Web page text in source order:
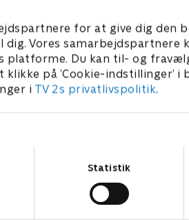
for at give dig den
Vores samarbejdspartnere
Du kan til- og
på ’Cookie-indstillinger’ i
i TV 2s privatlivspolitik.
Statistik